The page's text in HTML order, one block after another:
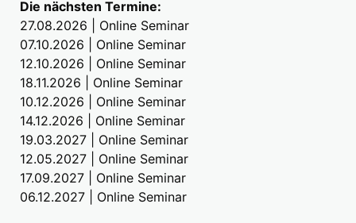
Die nächsten Termine:
27.08.2026 | Online Seminar
07.10.2026 | Online Seminar
12.10.2026 | Online Seminar
18.11.2026 | Online Seminar
10.12.2026 | Online Seminar
14.12.2026 | Online Seminar
19.03.2027 | Online Seminar
12.05.2027 | Online Seminar
17.09.2027 | Online Seminar
06.12.2027 | Online Seminar